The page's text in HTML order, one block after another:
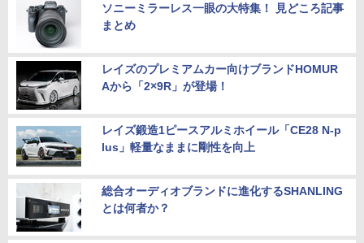
ソニーミラーレス一眼の大特集！ 見どころ記事
まとめ
レイズのプレミアムカー向けブランドHOMUR
Aから「2×9R」が登場！
レイズ鍛造1ピースアルミホイール「CE28 N-p
lus」軽量なままに剛性を向上
総合オーディオブランドに進化するSHANLING
とは何者か？